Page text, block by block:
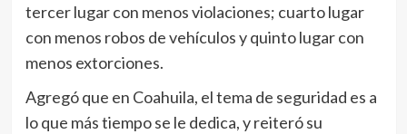
tercer lugar con menos violaciones; cuarto lugar
con menos robos de vehículos y quinto lugar con
menos extorciones.
Agregó que en Coahuila, el tema de seguridad es a
lo que más tiempo se le dedica, y reiteró su